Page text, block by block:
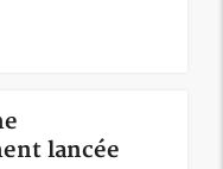
lancée